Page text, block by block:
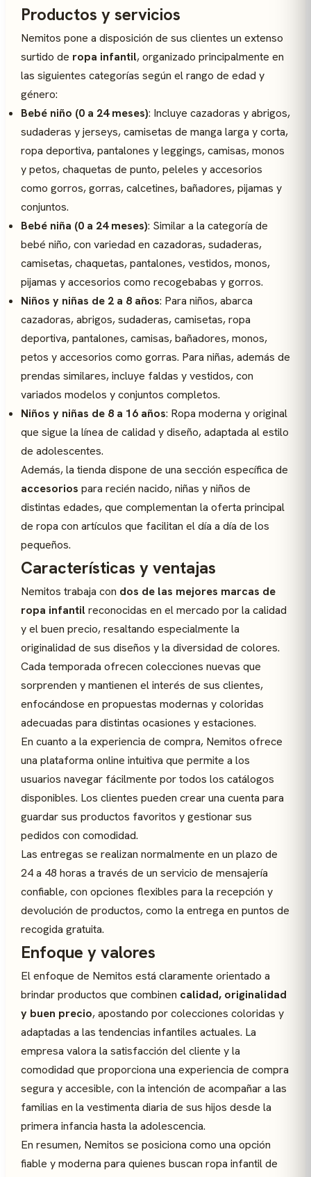
Productos y servicios
Nemitos pone a disposición de sus clientes un extenso
surtido de ropa infantil, organizado principalmente en
las siguientes categorías según el rango de edad y
género:
Bebé niño (0 a 24 meses): Incluye cazadoras y abrigos,
sudaderas y jerseys, camisetas de manga larga y corta,
ropa deportiva, pantalones y leggings, camisas, monos
y petos, chaquetas de punto, peleles y accesorios
como gorros, gorras, calcetines, bañadores, pijamas y
conjuntos.
Bebé niña (0 a 24 meses): Similar a la categoría de
bebé niño, con variedad en cazadoras, sudaderas,
camisetas, chaquetas, pantalones, vestidos, monos,
pijamas y accesorios como recogebabas y gorros.
Niños y niñas de 2 a 8 años: Para niños, abarca
cazadoras, abrigos, sudaderas, camisetas, ropa
deportiva, pantalones, camisas, bañadores, monos,
petos y accesorios como gorras. Para niñas, además de
prendas similares, incluye faldas y vestidos, con
variados modelos y conjuntos completos.
Niños y niñas de 8 a 16 años: Ropa moderna y original
que sigue la línea de calidad y diseño, adaptada al estilo
de adolescentes.
Además, la tienda dispone de una sección específica de
accesorios para recién nacido, niñas y niños de
distintas edades, que complementan la oferta principal
de ropa con artículos que facilitan el día a día de los
pequeños.
Características y ventajas
Nemitos trabaja con dos de las mejores marcas de
ropa infantilreconocidas en el mercado por la calidad
y el buen precio, resaltando especialmente la
originalidad de sus diseños y la diversidad de colores.
Cada temporada ofrecen colecciones nuevas que
sorprenden y mantienen el interés de sus clientes,
enfocándose en propuestas modernas y coloridas
adecuadas para distintas ocasiones y estaciones.
En cuanto a la experiencia de compra, Nemitos ofrece
una plataforma online intuitiva que permite a los
usuarios navegar fácilmente por todos los catálogos
disponibles. Los clientes pueden crear una cuenta para
guardar sus productos favoritos y gestionar sus
pedidos con comodidad.
Las entregas se realizan normalmente en un plazo de
24 a 48 horas a través de un servicio de mensajería
confiable, con opciones flexibles para la recepción y
devolución de productos, como la entrega en puntos de
recogida gratuita.
Enfoque y valores
El enfoque de Nemitos está claramente orientado a
brindar productos que combinen calidad, originalidad
y buen precio, apostando por colecciones coloridas y
adaptadas a las tendencias infantiles actuales. La
empresa valora la satisfacción del cliente y la
comodidad que proporciona una experiencia de compra
segura y accesible, con la intención de acompañar a las
familias en la vestimenta diaria de sus hijos desde la
primera infancia hasta la adolescencia.
En resumen, Nemitos se posiciona como una opción
fiable y moderna para quienes buscan ropa infantil de